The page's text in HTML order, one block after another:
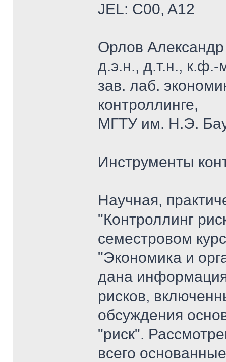
JEL: C00, A12
Орлов
д.э.н., д.т.н.,
зав. лаб.
контроллинге,
МГТУ им. Н.Э.
Инструменты
Научная,
"Контроллинг
семестровом
"Экономика и
дана
рисков,
обсуждения
"риск".
всего